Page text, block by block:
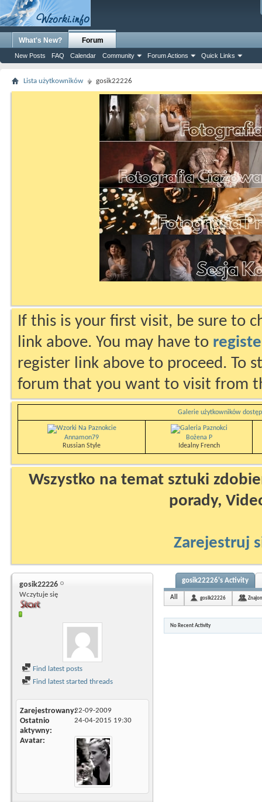
What's New? Forum
New Posts FAQ Calendar Community Forum Actions Quick Links
Lista użytkowników gosik22226
If this is your first visit, be sure to
link above. You may have to
register link above to proceed. To
forum that you want to visit from
Galerie użytkowników
Annamon79
Russian Style
Bożena P
Idealny French
Wszystko na temat sztuki
porady,
Zarejestruj
gosik22226
Wczytuje się
Find latest posts
Find latest started threads
Zarejestrowany22-09-2009
Ostatnio
aktywny
24-04-2015 19:30
Avatar
gosik22226's Activity
All gosik22226
No Recent Activity